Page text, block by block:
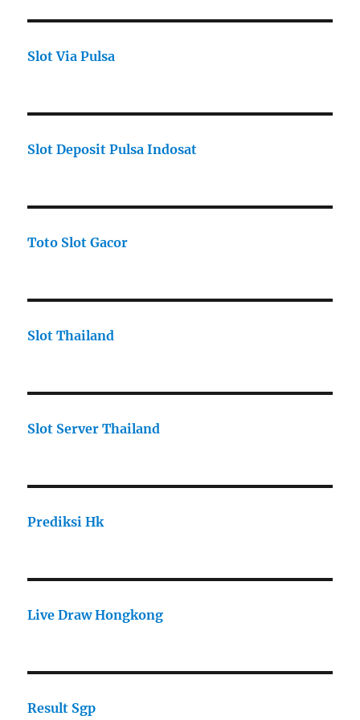
Slot Via Pulsa
Slot Deposit Pulsa Indosat
Toto Slot Gacor
Slot Thailand
Slot Server Thailand
Prediksi Hk
Live Draw Hongkong
Result Sgp